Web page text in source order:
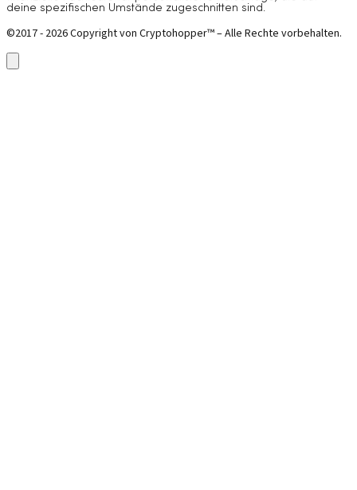
deine spezifischen Umstände zugeschnitten sind.
©2017 - 2026 Copyright von Cryptohopper™ – Alle Rechte vorbehalten.